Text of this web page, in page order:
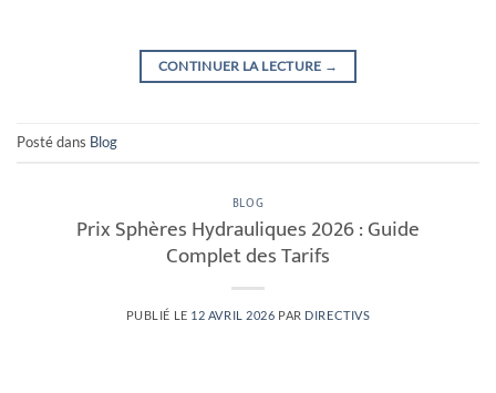
CONTINUER LA LECTURE →
Posté dans Blog
BLOG
Prix Sphères Hydrauliques 2026 : Guide
Complet des Tarifs
PUBLIÉ LE 12 AVRIL 2026 PAR DIRECTIVS